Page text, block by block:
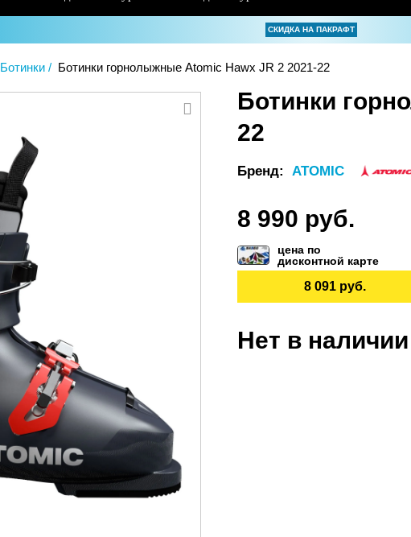
СКИДКА НА ПАКРАФТ
Ботинки Ботинки горнолыжные Atomic Hawx JR 2 2021-22
Ботинки
22
Бренд: ATOMIC
8 990 руб.
цена по
дисконтной карте
8 091 руб.
Нет в наличии